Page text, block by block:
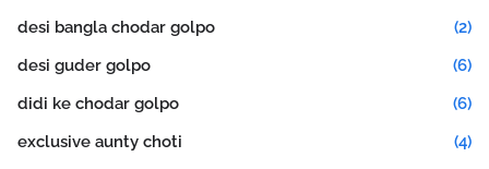
desi bangla chodar golpo
(2)
desi guder golpo
(6)
didi ke chodar golpo
(6)
exclusive aunty choti
(4)